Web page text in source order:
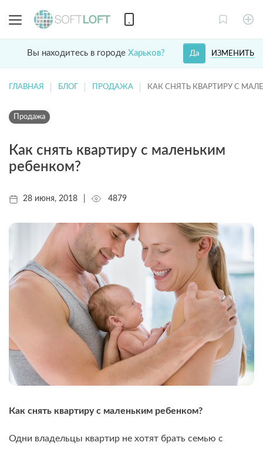
Вы находитесь в городе Харьков? ИЗМЕНИТЬ
Да
ГЛАВНАЯ БЛОГ ПРОДАЖА КАК СНЯТЬ КВАРТИРУ С
Продажа
Как снять квартиру с маленьким
ребенком?
28 июня, 2018 4879
Как снять квартиру с маленьким ребенком?
Одни владельцы квартир не хотят брать семью с